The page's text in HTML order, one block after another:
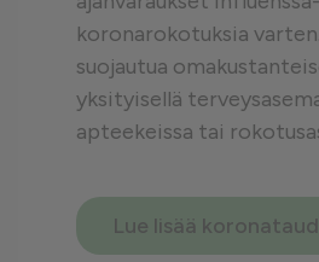
koronarokotuksia
suojautua
yksityisellä
apteekeissa tai
Lue lisää